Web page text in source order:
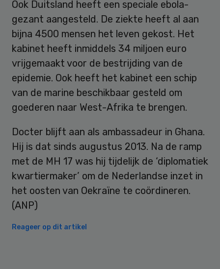
Ook Duitsland heeft een speciale ebola-
gezant aangesteld. De ziekte heeft al aan
bijna 4500 mensen het leven gekost. Het
kabinet heeft inmiddels 34 miljoen euro
vrijgemaakt voor de bestrijding van de
epidemie. Ook heeft het kabinet een schip
van de marine beschikbaar gesteld om
goederen naar West-Afrika te brengen.
Docter blijft aan als ambassadeur in Ghana.
Hij is dat sinds augustus 2013. Na de ramp
met de MH 17 was hij tijdelijk de ‘diplomatiek
kwartiermaker’ om de Nederlandse inzet in
het oosten van Oekraïne te coördineren.
(ANP)
Reageer op dit artikel